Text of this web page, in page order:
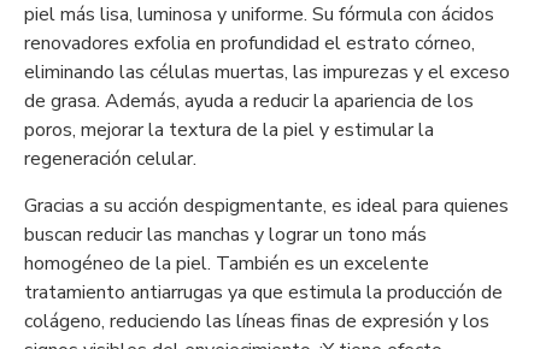
piel más lisa, luminosa y uniforme. Su fórmula con ácidos
renovadores exfolia en profundidad el estrato córneo,
eliminando las células muertas, las impurezas y el exceso
de grasa. Además, ayuda a reducir la apariencia de los
poros, mejorar la textura de la piel y estimular la
regeneración celular.
Gracias a su acción despigmentante, es ideal para quienes
buscan reducir las manchas y lograr un tono más
homogéneo de la piel. También es un excelente
tratamiento antiarrugas ya que estimula la producción de
colágeno, reduciendo las líneas finas de expresión y los